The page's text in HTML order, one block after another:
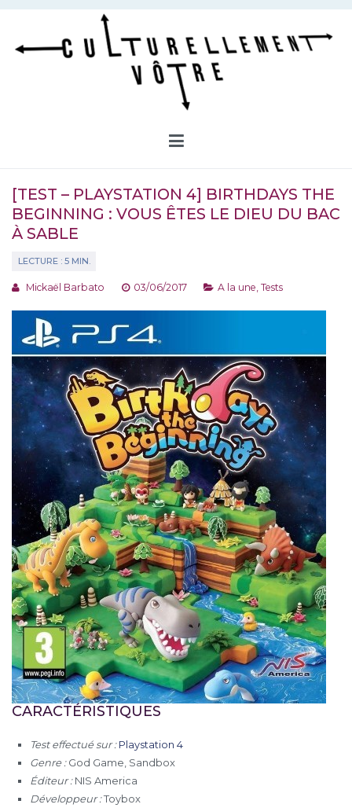
Aller
contenu
[TEST – PLAYSTATION 4] BIRTHDAYS THE
BEGINNING : VOUS ÊTES LE DIEU DU BAC
À SABLE
Mickaël Barbato 03/06/2017 A la une ,Tests
CARACTÉRISTIQUES
Test effectué sur : Playstation 4
Genre :God Game, Sandbox
Éditeur :NIS America
Développeur :Toybox